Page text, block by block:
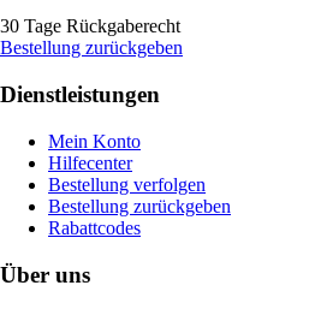
30 Tage Rückgaberecht
Bestellung zurückgeben
Dienstleistungen
Mein Konto
Hilfecenter
Bestellung verfolgen
Bestellung zurückgeben
Rabattcodes
Über uns